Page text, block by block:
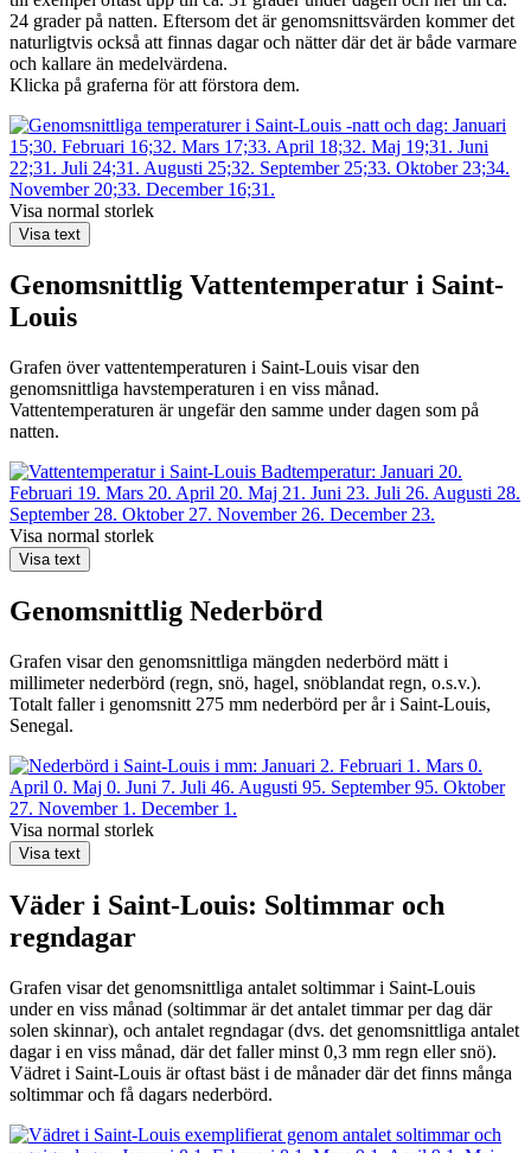
24 grader på natten. Eftersom det är genomsnittsvärden kommer det
naturligtvis också att finnas dagar och nätter där det är både varmare
och kallare än medelvärdena.
Klicka på graferna för att förstora dem.
Visa normal storlek
Visa text
Genomsnittlig Vattentemperatur i Saint-
Louis
Grafen över vattentemperaturen i Saint-Louis visar den
genomsnittliga havstemperaturen i en viss månad.
Vattentemperaturen är ungefär den samme under dagen som på
natten.
Visa normal storlek
Visa text
Genomsnittlig Nederbörd
Grafen visar den genomsnittliga mängden nederbörd mätt i
millimeter nederbörd (regn, snö, hagel, snöblandat regn, o.s.v.).
Totalt faller i genomsnitt 275 mm nederbörd per år i Saint-Louis,
Senegal.
Visa normal storlek
Visa text
Väder i Saint-Louis: Soltimmar och
regndagar
Grafen visar det genomsnittliga antalet soltimmar i Saint-Louis
under en viss månad (soltimmar är det antalet timmar per dag där
solen skinnar), och antalet regndagar (dvs. det genomsnittliga antalet
dagar i en viss månad, där det faller minst 0,3 mm regn eller snö).
Vädret i Saint-Louis är oftast bäst i de månader där det finns många
soltimmar och få dagars nederbörd.